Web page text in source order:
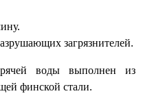
загрязнителей.
воды выполнен из
финской стали.